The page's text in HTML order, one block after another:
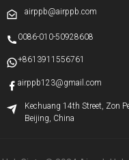
airppb@airppb.com
0086-010-50928608
+8613911556761
airppb123@gmail.com
Kechuang 14th Street, Zon
Beijing, China